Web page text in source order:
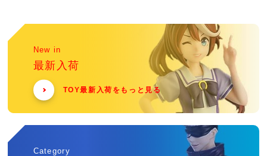
New in
最新入荷
TOY最新入荷をもっと見る
Category